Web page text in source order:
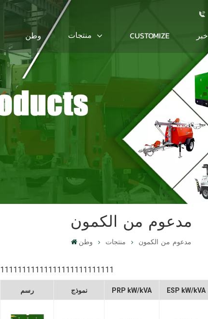
وطن CUSTOMIZE خبر
مدعوم من الكمون
وطن منتجات مدعوم من الكمون
11111111111111111111111111
رسم نموذج PRP kW/kVA ESP kW/kVA